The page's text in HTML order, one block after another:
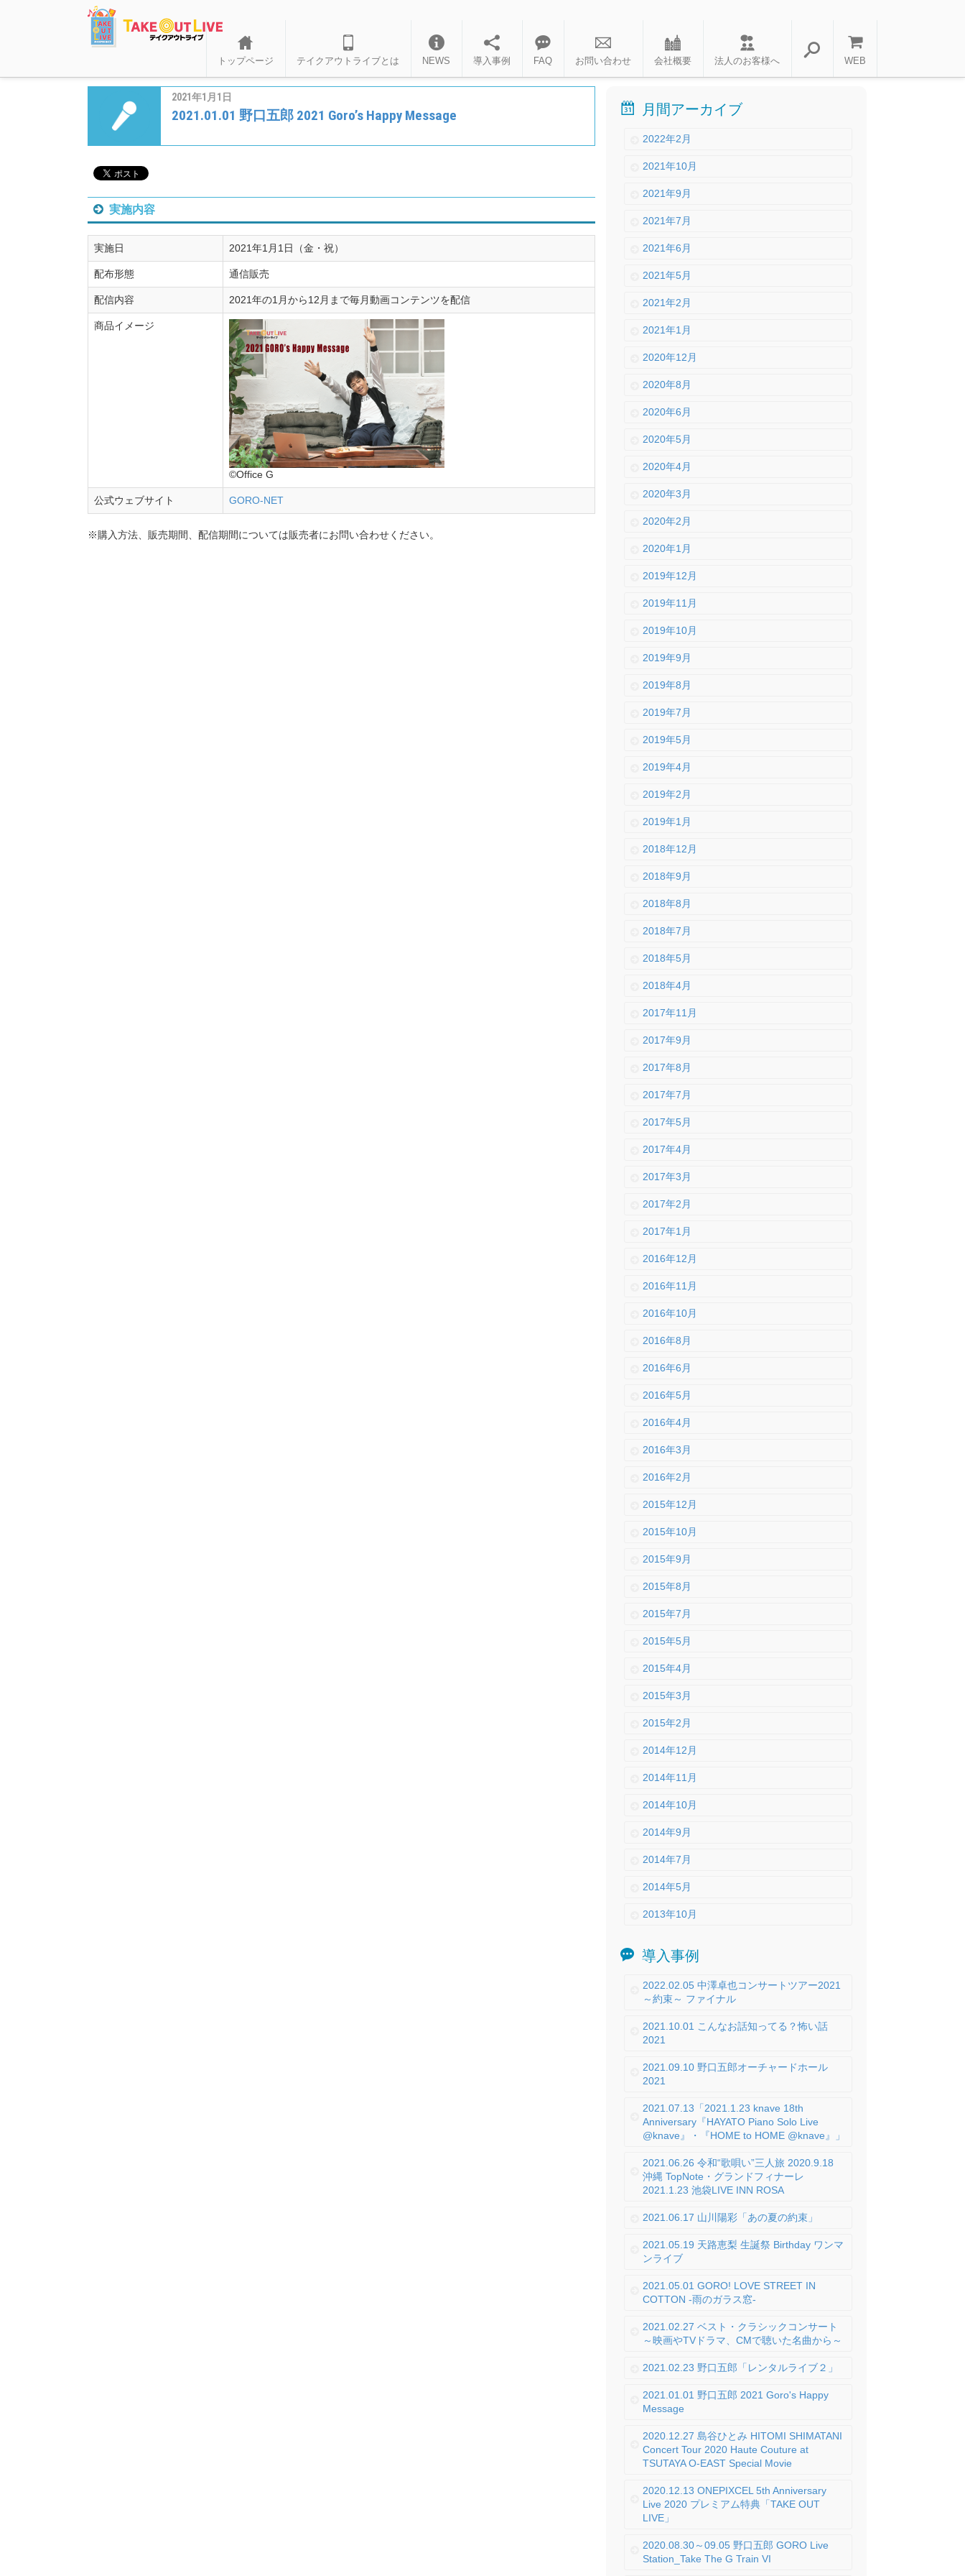
トップページ テイクアウトライブとは NEWS 導入事例 FAQ お問い合わせ 会社概要 法人のお客様へ WEB
2021年1月1日
2021.01.01 野口五郎 2021 Goro’s Happy Message
実施内容
実施日 2021年1月1日（金・祝）
配布形態 通信販売
配信内容 2021年の1月から12月まで毎月動画コンテンツを配信
商品イメージ
©Office G
公式ウェブサイト GORO-NET
※購入方法、販売期間、配信期間については販売者にお問い合わせください。
月間アーカイブ
2022年2月
2021年10月
2021年9月
2021年7月
2021年6月
2021年5月
2021年2月
2021年1月
2020年12月
2020年8月
2020年6月
2020年5月
2020年4月
2020年3月
2020年2月
2020年1月
2019年12月
2019年11月
2019年10月
2019年9月
2019年8月
2019年7月
2019年5月
2019年4月
2019年2月
2019年1月
2018年12月
2018年9月
2018年8月
2018年7月
2018年5月
2018年4月
2017年11月
2017年9月
2017年8月
2017年7月
2017年5月
2017年4月
2017年3月
2017年2月
2017年1月
2016年12月
2016年11月
2016年10月
2016年8月
2016年6月
2016年5月
2016年4月
2016年3月
2016年2月
2015年12月
2015年10月
2015年9月
2015年8月
2015年7月
2015年5月
2015年4月
2015年3月
2015年2月
2014年12月
2014年11月
2014年10月
2014年9月
2014年7月
2014年5月
2013年10月
導入事例
2022.02.05 中澤卓也コンサートツアー2021
～約束～ ファイナル
2021.10.01 こんなお話知ってる？怖い話
2021
2021.09.10 野口五郎オーチャードホール
2021
2021.07.13「2021.1.23 knave 18th
Anniversary『HAYATO Piano Solo Live
@knave』・『HOME to HOME @knave』」
2021.06.26 令和“歌唄い”三人旅 2020.9.18
沖縄 TopNote・グランドフィナーレ
2021.1.23 池袋LIVE INN ROSA
2021.06.17 山川陽彩「あの夏の約束」
2021.05.19 天路恵梨 生誕祭 Birthday ワンマ
ンライブ
2021.05.01 GORO! LOVE STREET IN
COTTON -雨のガラス窓-
2021.02.27 ベスト・クラシックコンサート
～映画やTVドラマ、CMで聴いた名曲から～
2021.02.23 野口五郎「レンタルライブ２」
2021.01.01 野口五郎 2021 Goro's Happy
Message
2020.12.27 島谷ひとみ HITOMI SHIMATANI
Concert Tour 2020 Haute Couture at
TSUTAYA O-EAST Special Movie
2020.12.13 ONEPIXCEL 5th Anniversary
Live 2020 プレミアム特典「TAKE OUT
LIVE」
2020.08.30～09.05 野口五郎 GORO Live
Station_Take The G Train VI